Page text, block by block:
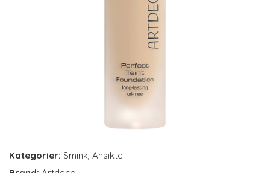
Kategorier: Smink, Ansikte